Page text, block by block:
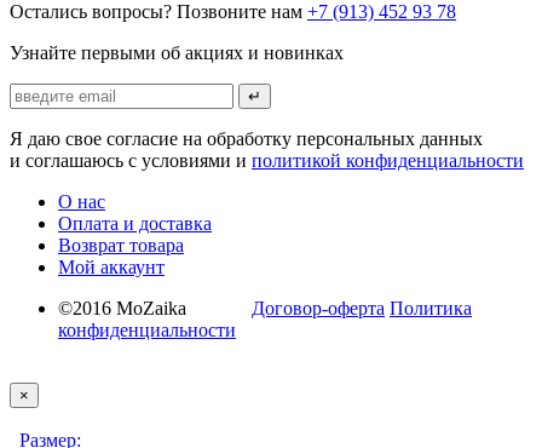
Остались вопросы? Позвоните нам +7 (913) 452 93 78
Узнайте первыми об акциях и новинках
↵
Я даю свое согласие на обработку персональных данных
и соглашаюсь с условиями и политикой конфиденциальности
О нас
Оплата и доставка
Возврат товара
Мой аккаунт
©2016 MoZaika
Договор-оферта Политика
конфиденциальности
×
Размер: